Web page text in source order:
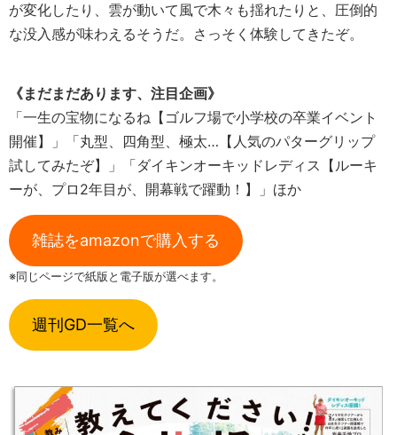
が変化したり、雲が動いて風で木々も揺れたりと、圧倒的
な没入感が味わえるそうだ。さっそく体験してきたぞ。
《まだまだあります、注目企画》
「一生の宝物になるね【ゴルフ場で小学校の卒業イベント
開催】」「丸型、四角型、極太…【人気のパターグリップ
試してみたぞ】」「ダイキンオーキッドレディス【ルーキ
ーが、プロ2年目が、開幕戦で躍動！】」ほか
雑誌をamazonで購入する
※同じページで紙版と電子版が選べます。
週刊GD一覧へ